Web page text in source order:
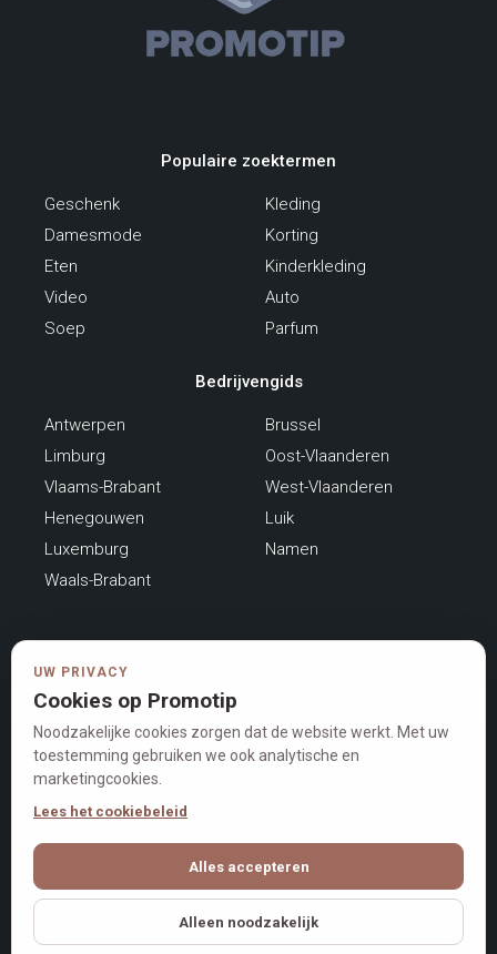
Populaire zoektermen
Geschenk
Kleding
Damesmode
Korting
Eten
Kinderkleding
Video
Auto
Soep
Parfum
Bedrijvengids
Antwerpen
Brussel
Limburg
Oost-Vlaanderen
Vlaams-Brabant
West-Vlaanderen
Henegouwen
Luik
Luxemburg
Namen
Waals-Brabant
NIEUWSBRIEF
Ontvang nieuwe acties en
promoties
gerichte updates met relevante promoties,
evenementen en advertenties.
UW PRIVACY
Cookies op Promotip
Noodzakelijke cookies zorgen dat de website werkt. Met uw
toestemming gebruiken we ook analytische en
marketingcookies.
Lees het cookiebeleid
Alles accepteren
Alleen noodzakelijk